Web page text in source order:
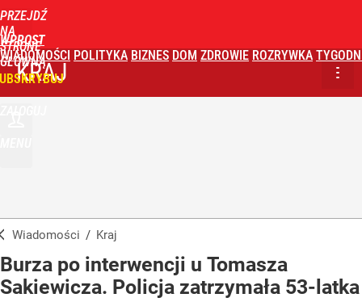
PRZEJDŹ
NA
STRONĘ
GŁÓWNĄ
WPROST
WIADOMOŚCI POLITYKA BIZNES DOM ZDROWIE ROZRYWKA
KRAJ
Wiadomości / Kraj
Burza po interwencji u Tomasza
Sakiewicza. Policja zatrzymała 53-latka